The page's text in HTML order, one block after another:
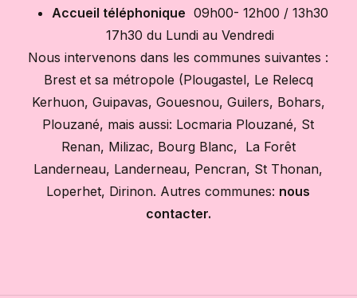
Accueil téléphonique 09h00- 12h00 / 13h30
17h30 du Lundi au Vendredi
Nous intervenons dans les communes suivantes :
Brest et sa métropole (Plougastel, Le Relecq
Kerhuon, Guipavas, Gouesnou, Guilers, Bohars,
Plouzané, mais aussi: Locmaria Plouzané, St
Renan, Milizac, Bourg Blanc, La Forêt
Landerneau, Landerneau, Pencran, St Thonan,
Loperhet, Dirinon. Autres communes: nous
contacter.